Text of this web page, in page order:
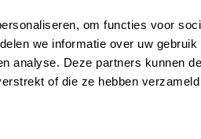
om functies voor
we informatie over uw gebruik
analyse. Deze partners kunnen
of die ze hebben
Rent out your property